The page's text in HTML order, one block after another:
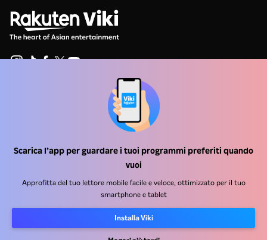
Scarica l’app per guardare i tuoi programmi preferiti quando
vuoi
Approfitta del tuo lettore mobile facile e veloce, ottimizzato per il tuo
smartphone e tablet
Installa Viki
Partner per la distribuzione
Centro stampa